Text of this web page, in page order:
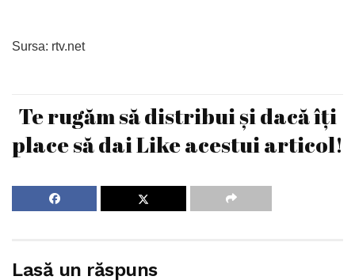
Sursa: rtv.net
Te rugăm să distribui și dacă îți
place să dai Like acestui articol!
Lasă un răspuns